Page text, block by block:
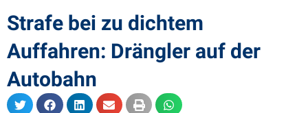
Strafe bei zu dichtem
Auffahren: Drängler auf der
Autobahn